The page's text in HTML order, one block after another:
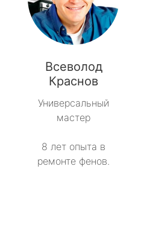
Всеволод
Краснов
Универсальный
мастер
8 лет опыта в
ремонте фенов.